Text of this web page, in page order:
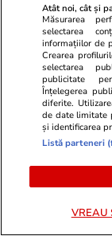
artiste a
premieră cu
POLITIC
Politică
Traian
Nicușor Dan
a doua
să
Atât noi, cât și
Măsurarea
selectarea
informațiilor de
Crearea
selectarea
publicitate
Înțelegerea
diferite.
de date limitate
și identificarea
Listă parteneri
VREAU